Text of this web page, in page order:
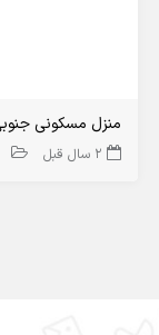
منزل مسکونی
2 سال قبل